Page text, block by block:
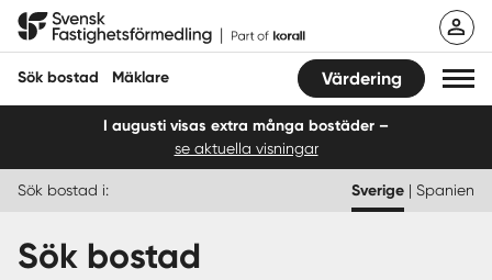
Hoppa
Svensk Fastighetsförmedling
Sök bostad Mäklare Värdering
Sälja
I augusti visas extra många bostäder –
se aktuella visningar
Sök bostad i: Sverige | Spanien
Sök bostad